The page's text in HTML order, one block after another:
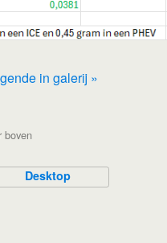
in galerij »
boven
Desktop